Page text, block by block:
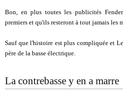
Bon, en plus toutes les publicités
premiers et qu'ils resteront à tout jamais les
Sauf que l'histoire est plus compliquée et
père de la basse électrique.
La contrebasse y en a marre